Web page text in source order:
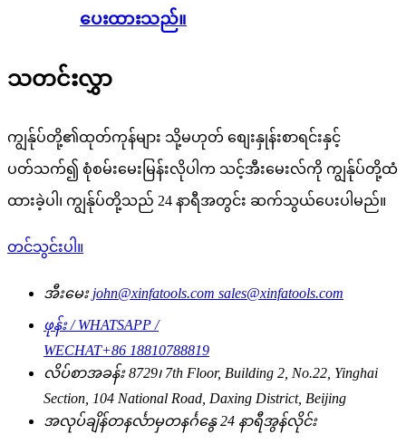
ပေးထားသည်။
သတင်းလွှာ
ကျွန်ုပ်တို့၏ထုတ်ကုန်များ သို့မဟုတ် စျေးနှုန်းစာရင်းနှင့်
ပတ်သက်၍ စုံစမ်းမေးမြန်းလိုပါက သင့်အီးမေးလ်ကို ကျွန်ုပ်တို့ထံ
ထားခဲ့ပါ၊ ကျွန်ုပ်တို့သည် 24 နာရီအတွင်း ဆက်သွယ်ပေးပါမည်။
တင်သွင်းပါ။
အီးမေး john@xinfatools.com sales@xinfatools.com
ဖုန်း / WHATSAPP /
WECHAT+86 18810788819
လိပ်စာအခန်း 8729၊ 7th Floor, Building 2, No.22, Yinghai
Section, 104 National Road, Daxing District, Beijing
အလုပ်ချိန်တနင်္လာမှတနင်္ဂနွေ 24 နာရီအွန်လိုင်း